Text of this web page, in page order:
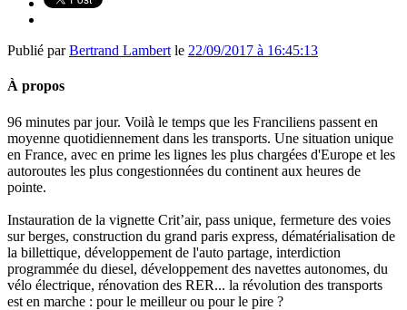
Publié parBertrand Lambert le 22/09/2017 à 16:45:13
À propos
96 minutes par jour. Voilà le temps que les Franciliens passent en
moyenne quotidiennement dans les transports. Une situation unique
en France, avec en prime les lignes les plus chargées d'Europe et les
autoroutes les plus congestionnées du continent aux heures de
pointe.
Instauration de la vignette Crit’air, pass unique, fermeture des voies
sur berges, construction du grand paris express, dématérialisation de
la billettique, développement de l'auto partage, interdiction
programmée du diesel, développement des navettes autonomes, du
vélo électrique, rénovation des RER... la révolution des transports
est en marche : pour le meilleur ou pour le pire ?